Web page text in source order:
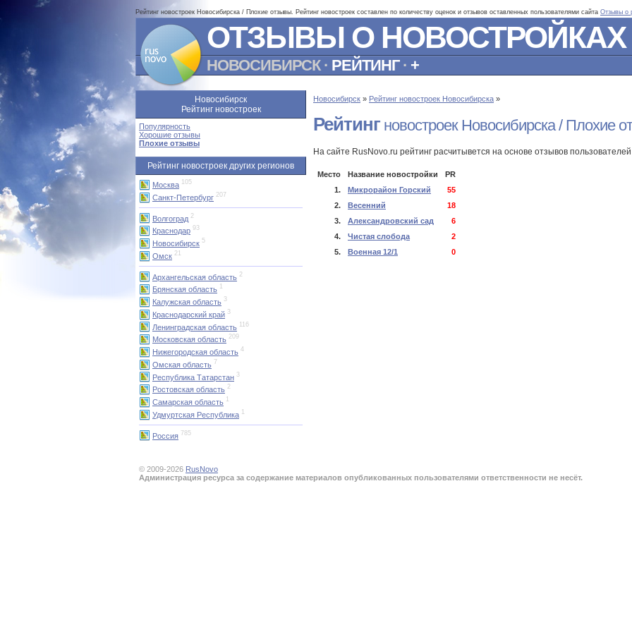
Рейтинг новостроек Новосибирска / Плохие отзывы. Рейтинг новостроек составлен по количеству оценок и отзывов оставленных пользователями сайта Отзывы о
ОТЗЫВЫ О НОВОСТРОЙКАХ
НОВОСИБИРСК· РЕЙТИНГ· +
Новосибирск
Рейтинг новостроек
Популярность
Хорошие отзывы
Плохие отзывы
Рейтинг новостроек других регионов
Москва 105
Санкт-Петербург 207
Волгоград 2
Краснодар 93
Новосибирск 5
Омск 21
Архангельская область 2
Брянская область 1
Калужская область 3
Краснодарский край 3
Ленинградская область 116
Московская область 209
Нижегородская область 4
Омская область 7
Республика Татарстан 3
Ростовская область 2
Самарская область 1
Удмуртская Республика
Россия 785
Новосибирск » Рейтинг новостроек Новосибирска »
Рейтинг новостроек Новосибирска / Плохие
На сайте RusNovo.ru рейтинг расчитывется на основе отзывов пользователей
Место Название новостройки
PR
1.
Микрорайон Горский
55
2.
Весенний
18
3.
Александровский сад
6
4.
Чистая слобода
2
5.
Военная 12/1 0
© 2009-2026 RusNovo
Администрация ресурса за содержание материалов опубликованных пользователями ответственности не несёт.